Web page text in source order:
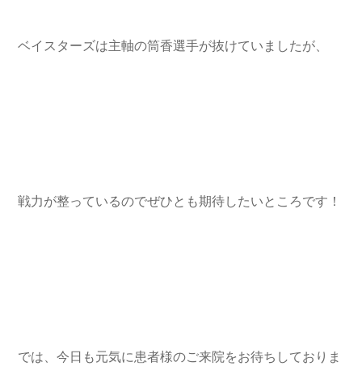
ベイスターズは主軸の筒香選手が抜けていましたが、
戦力が整っているのでぜひとも期待したいところです！
では、今日も元気に患者様のご来院をお待ちしておりま